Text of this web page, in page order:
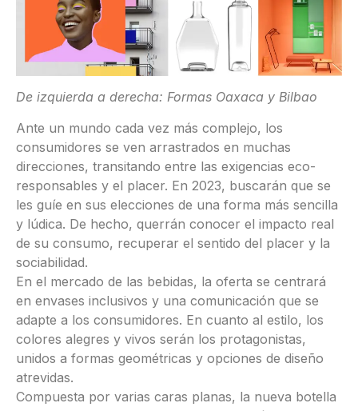
De izquierda a derecha: Formas Oaxaca y Bilbao
Ante un mundo cada vez más complejo, los
consumidores se ven arrastrados en muchas
direcciones, transitando entre las exigencias eco-
responsables y el placer. En 2023, buscarán que se
les guíe en sus elecciones de una forma más sencilla
y lúdica. De hecho, querrán conocer el impacto real
de su consumo, recuperar el sentido del placer y la
sociabilidad.
En el mercado de las bebidas, la oferta se centrará
en envases inclusivos y una comunicación que se
adapte a los consumidores. En cuanto al estilo, los
colores alegres y vivos serán los protagonistas,
unidos a formas geométricas y opciones de diseño
atrevidas.
Compuesta por varias caras planas, la nueva botella